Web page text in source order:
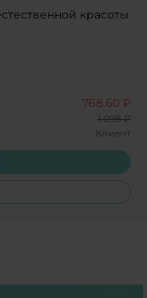
красоты
768.60 ₽
1 098 ₽
Клиент